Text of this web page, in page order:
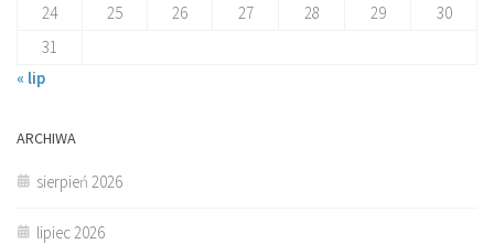
24
25 26 27 28 29
30
31
« lip
ARCHIWA
sierpień 2026
lipiec 2026